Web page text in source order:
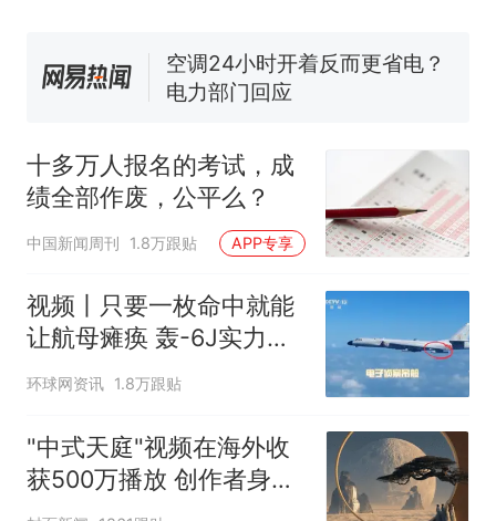
电力部门回应
佛山一中学招聘物理教师，笔
核查
十多万人报名的考试，成绩
全部作废，公平么？
十多万人报名的考试，成
绩全部作废，公平么？
中国新闻周刊 1.8万跟贴 APP专享
视频丨只要一枚命中就能
让航母瘫痪 轰-6J实力有
多强？
环球网资讯 1.8万跟贴
"中式天庭"视频在海外收
获500万播放 创作者身份
披露